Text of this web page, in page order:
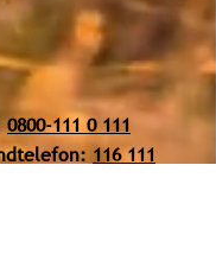
0800-111 0 111
116 111